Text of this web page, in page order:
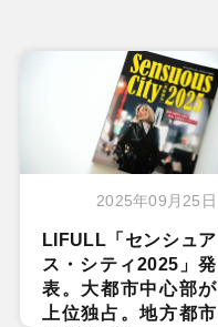
2025年09月25日
LIFULL「センシュア
ス・シティ2025」発
表。大都市中心部が
上位独占。地方都市